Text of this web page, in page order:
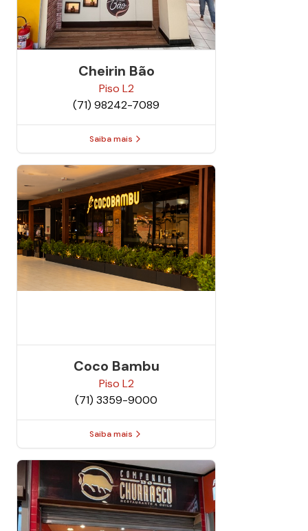
Cheirin Bão
Piso L2
(71) 98242-7089
Saiba mais
Coco Bambu
Piso L2
(71) 3359-9000
Saiba mais